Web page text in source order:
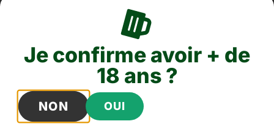
Cacao, Café, Torréfaction
Je confirme avoir + de
18 ans ?
NON OUI